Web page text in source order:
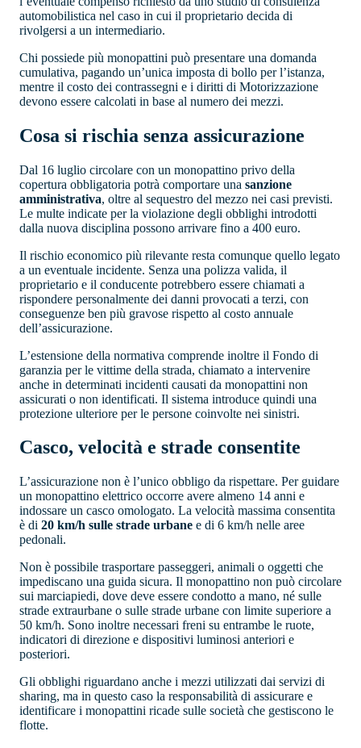
automobilistica nel caso in cui il proprietario decida di
rivolgersi a un intermediario.
Chi possiede più monopattini può presentare una domanda
cumulativa, pagando un’unica imposta di bollo per l’istanza,
mentre il costo dei contrassegni e i diritti di Motorizzazione
devono essere calcolati in base al numero dei mezzi.
Cosa si rischia senza assicurazione
Dal 16 luglio circolare con un monopattino privo della
copertura obbligatoria potrà comportare una sanzione
amministrativa, oltre al sequestro del mezzo nei casi previsti.
Le multe indicate per la violazione degli obblighi introdotti
dalla nuova disciplina possono arrivare fino a 400 euro.
Il rischio economico più rilevante resta comunque quello legato
a un eventuale incidente. Senza una polizza valida, il
proprietario e il conducente potrebbero essere chiamati a
rispondere personalmente dei danni provocati a terzi, con
conseguenze ben più gravose rispetto al costo annuale
dell’assicurazione.
L’estensione della normativa comprende inoltre il Fondo di
garanzia per le vittime della strada, chiamato a intervenire
anche in determinati incidenti causati da monopattini non
assicurati o non identificati. Il sistema introduce quindi una
protezione ulteriore per le persone coinvolte nei sinistri.
Casco, velocità e strade consentite
L’assicurazione non è l’unico obbligo da rispettare. Per guidare
un monopattino elettrico occorre avere almeno 14 anni e
indossare un casco omologato. La velocità massima consentita
è di 20 km/h sulle strade urbane e di 6 km/h nelle aree
pedonali.
Non è possibile trasportare passeggeri, animali o oggetti che
impediscano una guida sicura. Il monopattino non può circolare
sui marciapiedi, dove deve essere condotto a mano, né sulle
strade extraurbane o sulle strade urbane con limite superiore a
50 km/h. Sono inoltre necessari freni su entrambe le ruote,
indicatori di direzione e dispositivi luminosi anteriori e
posteriori.
Gli obblighi riguardano anche i mezzi utilizzati dai servizi di
sharing, ma in questo caso la responsabilità di assicurare e
identificare i monopattini ricade sulle società che gestiscono le
flotte.